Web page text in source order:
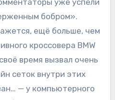
бобром».
ещё больше, чем
кроссовера BMW
время вызвал очень
сеток внутри этих
— у компьютерного